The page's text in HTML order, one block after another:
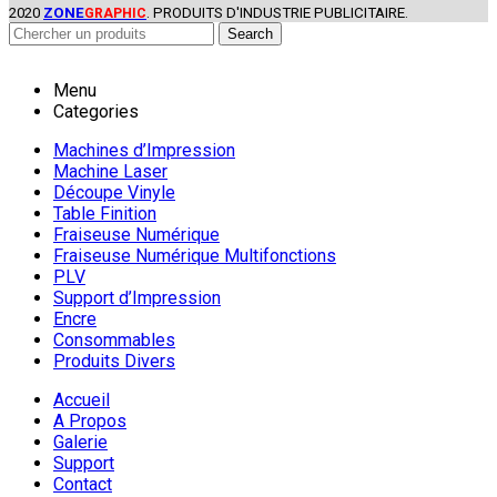
2020 ZONEGRAPHIC . PRODUITS D'INDUSTRIE PUBLICITAIRE.
Search
Menu
Categories
Machines d’Impression
Machine Laser
Découpe Vinyle
Table Finition
Fraiseuse Numérique
Fraiseuse Numérique Multifonctions
PLV
Support d’Impression
Encre
Consommables
Produits Divers
Accueil
A Propos
Galerie
Support
Contact